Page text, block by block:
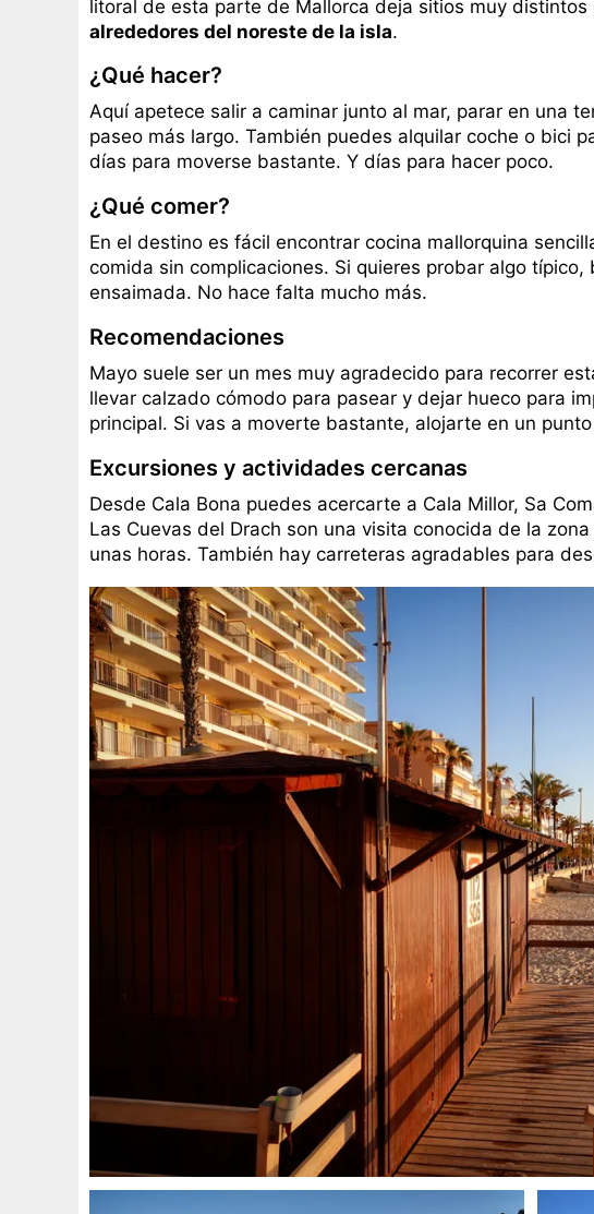
litoral de esta parte de Mallorca deja sitios muy
alrededores del noreste de la isla.
¿Qué hacer?
Aquí apetece salir a caminar junto al mar, parar en una
paseo más largo. También puedes alquilar coche o bici
días para moverse bastante. Y días para hacer poco.
¿Qué comer?
En el destino es fácil encontrar cocina mallorquina
comida sin complicaciones. Si quieres probar algo
ensaimada. No hace falta mucho más.
Recomendaciones
Mayo suele ser un mes muy agradecido para recorrer
llevar calzado cómodo para pasear y dejar hueco para
principal. Si vas a moverte bastante, alojarte en un
Excursiones y actividades cercanas
Desde Cala Bona puedes acercarte a Cala Millor, Sa
Las Cuevas del Drach son una visita conocida de la
unas horas. También hay carreteras agradables para